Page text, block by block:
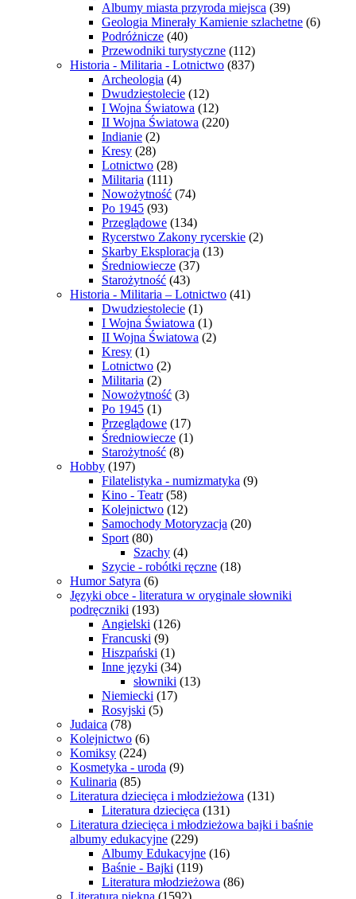
Albumy miasta przyroda miejsca (39)
Geologia Minerały Kamienie szlachetne (6)
Podróżnicze (40)
Przewodniki turystyczne (112)
Historia - Militaria - Lotnictwo (837)
Archeologia (4)
Dwudziestolecie (12)
I Wojna Światowa (12)
II Wojna Światowa (220)
Indianie (2)
Kresy (28)
Lotnictwo (28)
Militaria (111)
Nowożytność (74)
Po 1945 (93)
Przeglądowe (134)
Rycerstwo Zakony rycerskie (2)
Skarby Eksploracja (13)
Średniowiecze (37)
Starożytność (43)
Historia - Militaria – Lotnictwo (41)
Dwudziestolecie (1)
I Wojna Światowa (1)
II Wojna Światowa (2)
Kresy (1)
Lotnictwo (2)
Militaria (2)
Nowożytność (3)
Po 1945 (1)
Przeglądowe (17)
Średniowiecze (1)
Starożytność (8)
Hobby (197)
Filatelistyka - numizmatyka (9)
Kino - Teatr (58)
Kolejnictwo (12)
Samochody Motoryzacja (20)
Sport (80)
Szachy (4)
Szycie - robótki ręczne (18)
Humor Satyra (6)
Języki obce - literatura w oryginale słowniki
podręczniki (193)
Angielski (126)
Francuski (9)
Hiszpański (1)
Inne języki (34)
słowniki (13)
Niemiecki (17)
Rosyjski (5)
Judaica (78)
Kolejnictwo (6)
Komiksy (224)
Kosmetyka - uroda (9)
Kulinaria (85)
Literatura dziecięca i młodzieżowa (131)
Literatura dziecięca (131)
Literatura dziecięca i młodzieżowa bajki i baśnie
albumy edukacyjne (229)
Albumy Edukacyjne (16)
Baśnie - Bajki (119)
Literatura młodzieżowa (86)
Literatura piękna (1592)